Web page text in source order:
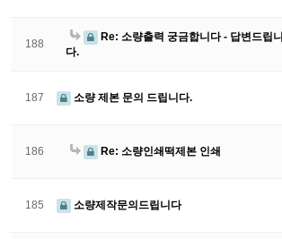
188
Re: 소량출력 궁금합니다 - 답변드립니
다.
187 소량 제본 문의 드립니다.
186 Re: 소량인쇄떡제본 인쇄
185 소량제작문의드립니다